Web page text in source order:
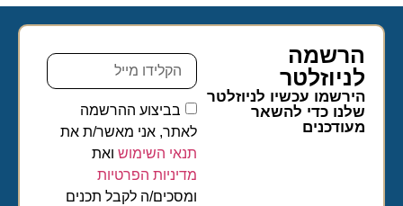
הרשמה
לניוזלטר​
הירשמו עכשיו לניוזלטר
שלנו כדי להשאר
מעודכנים
בביצוע ההרשמה
לאתר, אני מאשר/ת את
תנאי השימושואת
מדיניות הפרטיות
ומסכים/ה לקבל תכנים